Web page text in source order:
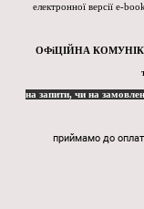
електронної версії e-
ОФіЦІЙНА
на запити, чи на
приймамо до